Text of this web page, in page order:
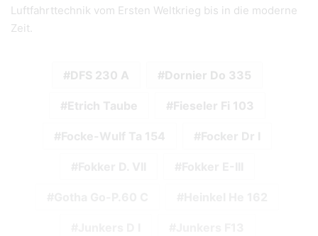
Luftfahrttechnik vom Ersten Weltkrieg bis in die moderne
Zeit.
DFS 230 A Dornier Do 335
Etrich Taube Fieseler Fi 103